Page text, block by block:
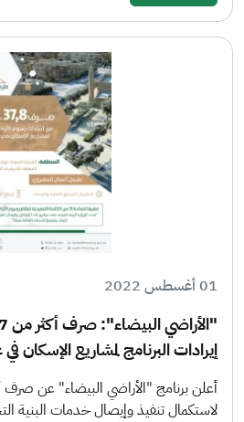
01 أغسطس 2022
إيرادات البرنامج لمشاريع الإسكان
لاستكمال تنفيذ وإيصال خدمات البنية